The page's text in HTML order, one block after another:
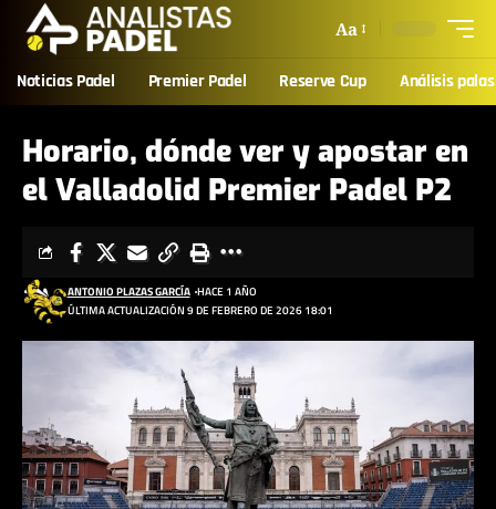
Aa
Noticias Padel Premier Padel Reserve Cup Análisis palas
Horario, dónde ver y apostar en
el Valladolid Premier Padel P2
ÚLTIMA ACTUALIZACIÓN 9 DE FEBRERO DE 2026 18:01
ANTONIO PLAZAS GARCÍA HACE 1 AÑO